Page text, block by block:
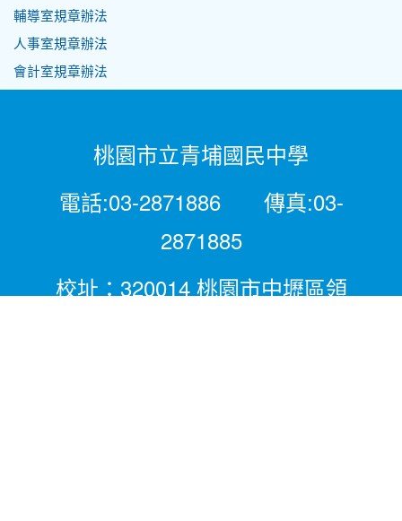
輔導室規章辦法
人事室規章辦法
會計室規章辦法
桃園市立青埔國民中學
電話:03-2871886 傳真:03-
2871885
校址：320014 桃園市中壢區領